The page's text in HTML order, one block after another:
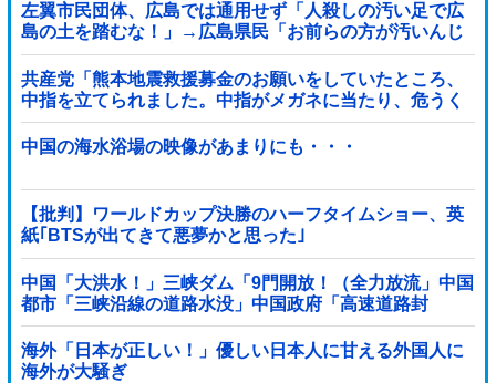
左翼市民団体、広島では通用せず「人殺しの汚い足で広
島の土を踏むな！」→広島県民「お前らの方が汚いんじ
ゃ！」「ワシらが広島県民じゃ」
共産党「熊本地震救援募金のお願いをしていたところ、
中指を立てられました。中指がメガネに当たり、危うく
怪我をするところでした」
中国の海水浴場の映像があまりにも・・・
【批判】ワールドカップ決勝のハーフタイムショー、英
紙｢BTSが出てきて悪夢かと思った｣
中国「大洪水！」三峡ダム「9門開放！（全力放流」中国
都市「三峡沿線の道路水没」中国政府「高速道路封
鎖！」中国ダム「緊急放流に合わせて開門（土砂崩れ発
生」→
海外「日本が正しい！」優しい日本人に甘える外国人に
海外が大騒ぎ